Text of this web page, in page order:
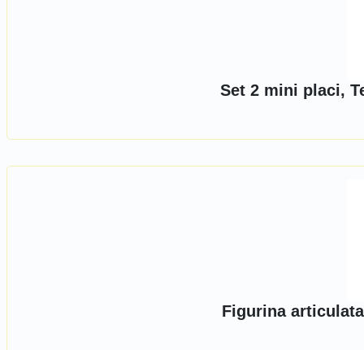
Set 2 mini placi,
Figurina